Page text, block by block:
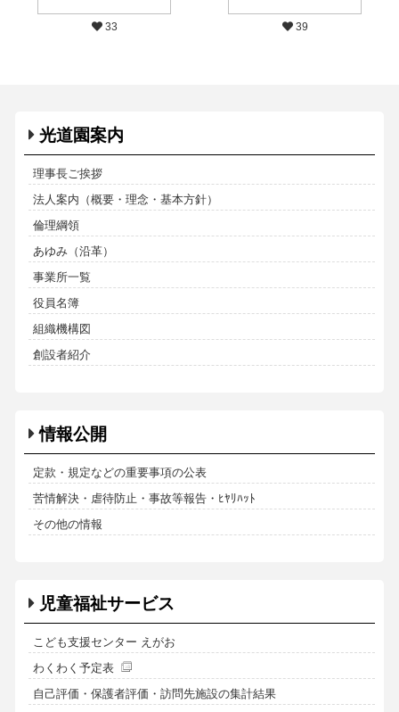
33 39
光道園案内
理事長ご挨拶
法人案内（概要・理念・基本方針）
倫理綱領
あゆみ（沿革）
事業所一覧
役員名簿
組織機構図
創設者紹介
情報公開
定款・規定などの重要事項の公表
苦情解決・虐待防止・事故等報告・ﾋﾔﾘﾊｯﾄ
その他の情報
児童福祉サービス
こども支援センター えがお
わくわく予定表
自己評価・保護者評価・訪問先施設の集計結果